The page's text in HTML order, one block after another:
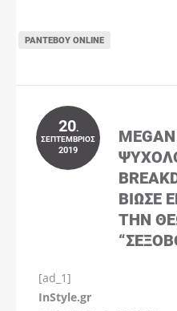
ΡΑΝΤΕΒΟΎ ONLINE
20.
ΣΕΠΤΈΜΒΡΙΟΣ
2019
ΒΊΩΣΕ
ΤΗΝ
[ad_1]
InStyle.gr